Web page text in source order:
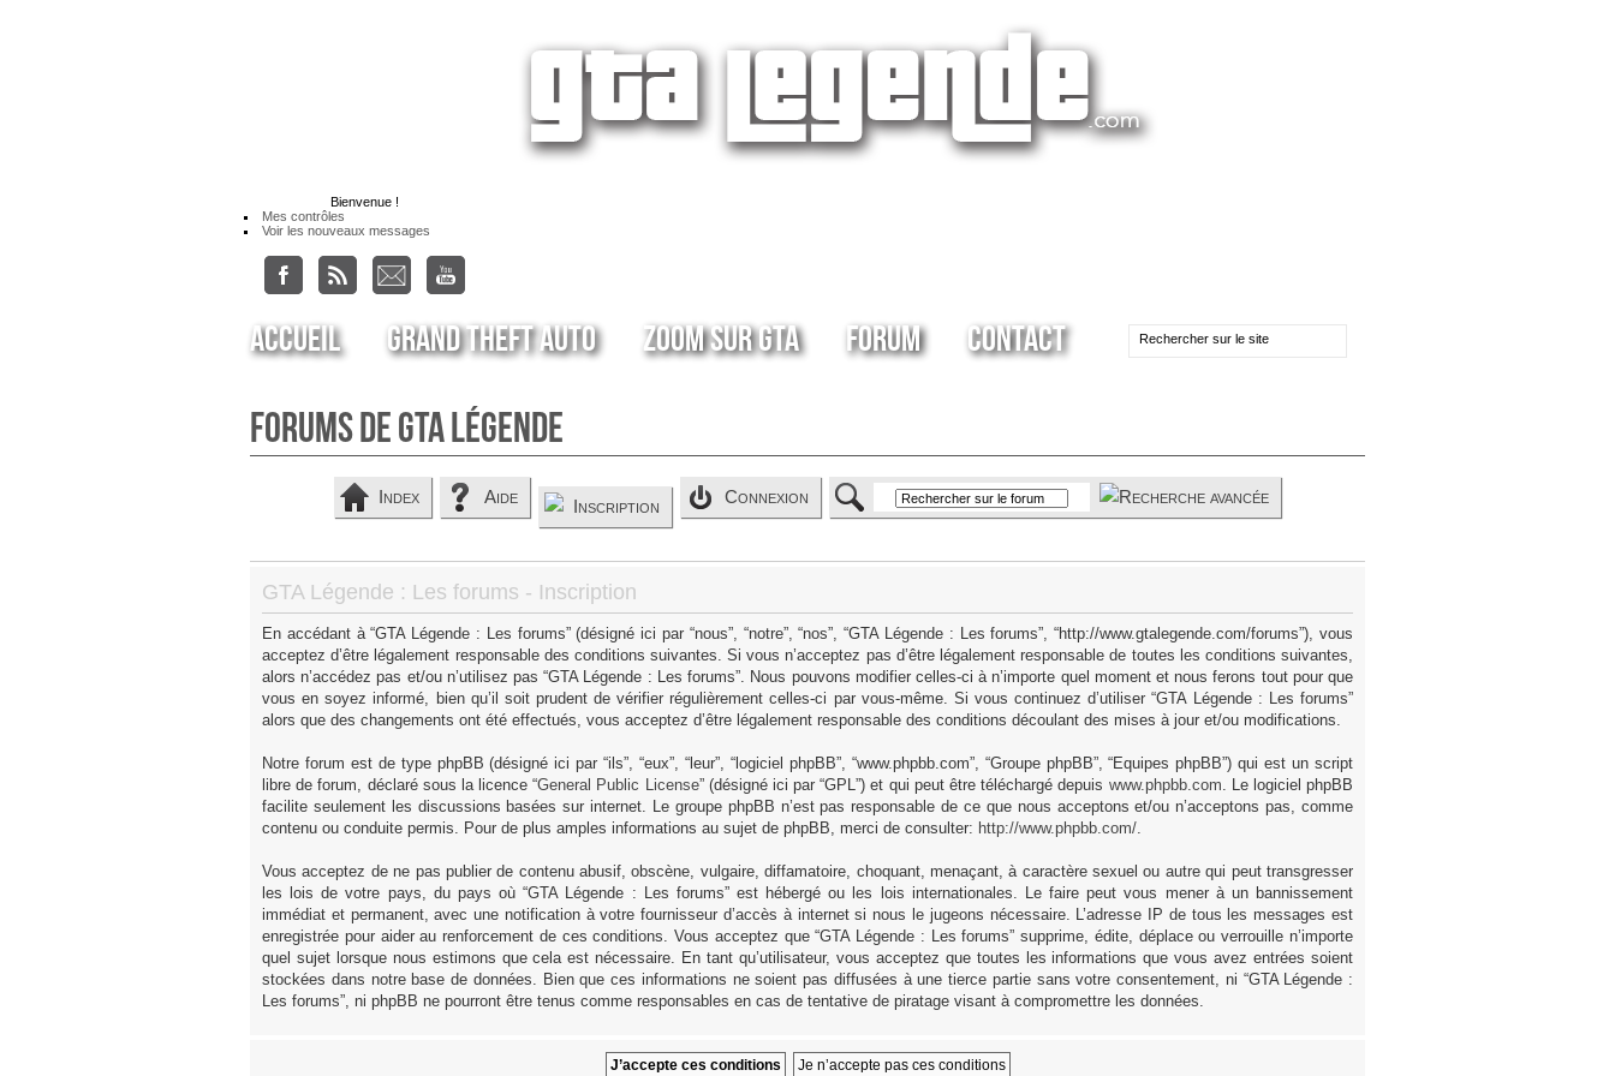
Bienvenue !
Mes contrôles
Voir les nouveaux messages
Accueil Grand Theft Auto Zoom sur GTA Forum Contact
Forums de GTA Légende
Index Aide Inscription Connexion
GTA Légende : Les forums - Inscription
En accédant à “GTA Légende : Les forums” (désigné ici par “nous”, “notre”, “nos”, “GTA Légende : Les forums”, “http://www.gtalegende.com/forums”), vous
acceptez d’être légalement responsable des conditions suivantes. Si vous n’acceptez pas d’être légalement responsable de toutes les conditions suivantes,
alors n’accédez pas et/ou n’utilisez pas “GTA Légende : Les forums”. Nous pouvons modifier celles-ci à n’importe quel moment et nous ferons tout pour que
vous en soyez informé, bien qu’il soit prudent de vérifier régulièrement celles-ci par vous-même. Si vous continuez d’utiliser “GTA Légende : Les forums”
alors que des changements ont été effectués, vous acceptez d’être légalement responsable des conditions découlant des mises à jour et/ou modifications.
Notre forum est de type phpBB (désigné ici par “ils”, “eux”, “leur”, “logiciel phpBB”, “www.phpbb.com”, “Groupe phpBB”, “Equipes phpBB”) qui est un script
libre de forum, déclaré sous la licence “General Public License” (désigné ici par “GPL”) et qui peut être téléchargé depuis www.phpbb.com. Le logiciel phpBB
facilite seulement les discussions basées sur internet. Le groupe phpBB n’est pas responsable de ce que nous acceptons et/ou n’acceptons pas, comme
contenu ou conduite permis. Pour de plus amples informations au sujet de phpBB, merci de consulter: http://www.phpbb.com/.
Vous acceptez de ne pas publier de contenu abusif, obscène, vulgaire, diffamatoire, choquant, menaçant, à caractère sexuel ou autre qui peut transgresser
les lois de votre pays, du pays où “GTA Légende : Les forums” est hébergé ou les lois internationales. Le faire peut vous mener à un bannissement
immédiat et permanent, avec une notification à votre fournisseur d’accès à internet si nous le jugeons nécessaire. L’adresse IP de tous les messages est
enregistrée pour aider au renforcement de ces conditions. Vous acceptez que “GTA Légende : Les forums” supprime, édite, déplace ou verrouille n’importe
quel sujet lorsque nous estimons que cela est nécessaire. En tant qu’utilisateur, vous acceptez que toutes les informations que vous avez entrées soient
stockées dans notre base de données. Bien que ces informations ne soient pas diffusées à une tierce partie sans votre consentement, ni “GTA Légende :
Les forums”, ni phpBB ne pourront être tenus comme responsables en cas de tentative de piratage visant à compromettre les données.